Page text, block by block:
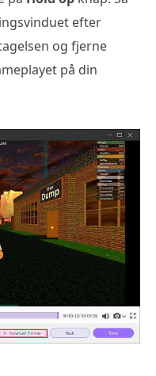
efter
og fjerne
på din